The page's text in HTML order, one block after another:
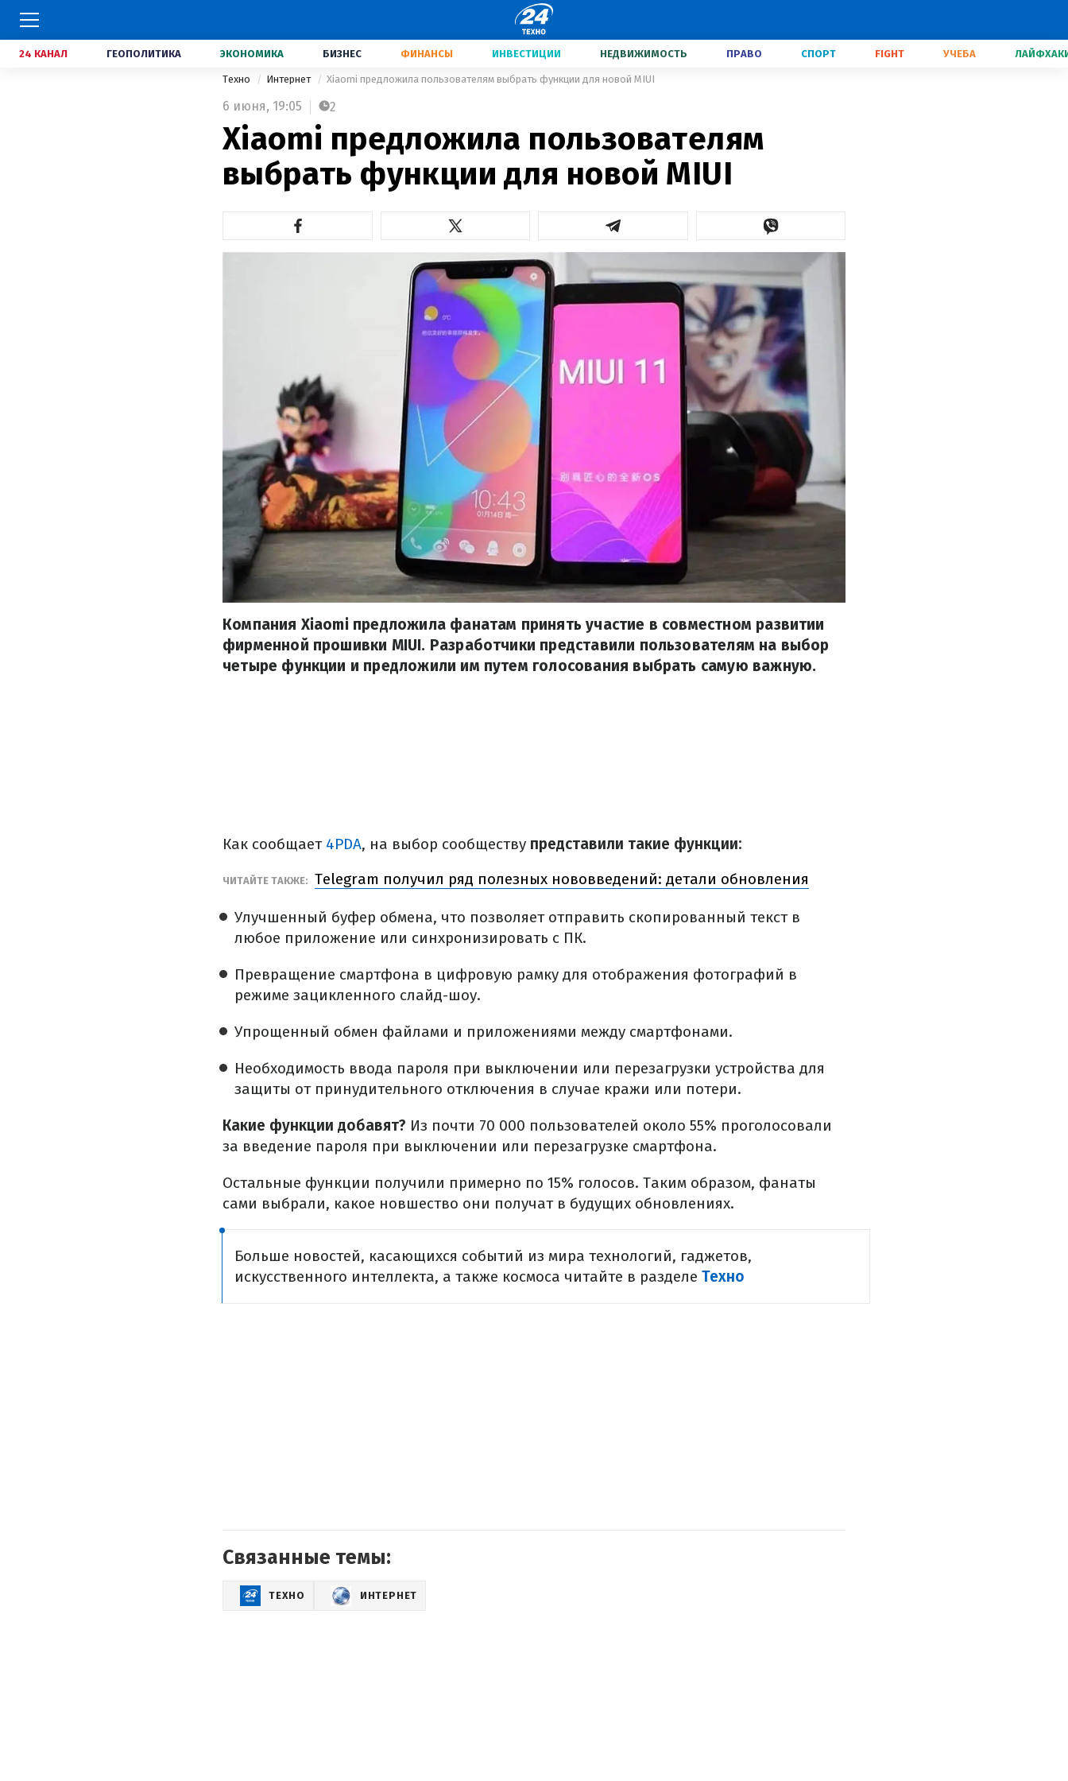
24 КАНАЛ ГЕОПОЛИТИКА ЭКОНОМИКА БИЗНЕС ФИНАНСЫ ИНВЕСТИЦИИ НЕДВИЖИМОСТЬ ПРАВО СПОРТ FIGHT УЧЕБА
Техно Интернет Xiaomi предложила пользователям выбрать функции для новой MIUI
6 июня, 19:05 2
Xiaomi предложила пользователям
выбрать функции для новой MIUI
Компания Xiaomi предложила фанатам принять участие в совместном развитии
фирменной прошивки MIUI. Разработчики представили пользователям на выбор
четыре функции и предложили им путем голосования выбрать самую важную.
Как сообщает 4PDA, на выбор сообществу представили такие функции:
ЧИТАЙТЕ ТАКЖЕ: Telegram получил ряд полезных нововведений: детали обновления
Улучшенный буфер обмена, что позволяет отправить скопированный текст в
любое приложение или синхронизировать с ПК.
Превращение смартфона в цифровую рамку для отображения фотографий в
режиме зацикленного слайд-шоу.
Упрощенный обмен файлами и приложениями между смартфонами.
Необходимость ввода пароля при выключении или перезагрузки устройства для
защиты от принудительного отключения в случае кражи или потери.
Какие функции добавят? Из почти 70 000 пользователей около 55% проголосовали
за введение пароля при выключении или перезагрузке смартфона.
Остальные функции получили примерно по 15% голосов. Таким образом, фанаты
сами выбрали, какое новшество они получат в будущих обновлениях.
Больше новостей, касающихся событий из мира технологий, гаджетов,
искусственного интеллекта, а также космоса читайте в разделе Техно
Связанные темы:
ТЕХНО ИНТЕРНЕТ